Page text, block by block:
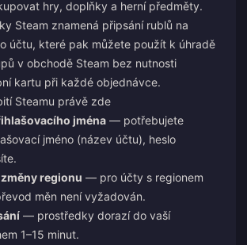
hry, doplňky a herní předměty.
Steam znamená připsání rublů na
účtu, které pak můžete použít k úhradě
v obchodě Steam bez nutnosti
kartu při každé objednávce.
Steamu právě zde
jména — potřebujete
jméno (název účtu), heslo
regionu — pro účty s regionem
měn není vyžadován.
— prostředky dorazí do vaší
1–15 minut.